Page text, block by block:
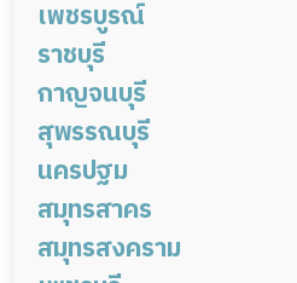
แม่วงก์ (สาขาตำบลแม่เล่ย์)
ศรีนคร
บางระกำ
วัดโบสถ์
เมืองพิจิตร
ตะพานหิน
ทับคล้อ
วชิรบารมี
เพชรบูรณ์
เมืองเพชรบูรณ์
หล่มเก่า
บึงสามพัน
ราชบุรี
เมืองราชบุรี
ดำเนินสะดวก
โพธาราม
กาญจนบุรี
เมืองกาญจนบุรี
ศรีสวัสดิ์
สังขละบุรี
ด่านมะขามเตี้ย
สุพรรณบุรี
เมืองสุพรรณบุรี เดิมบ
บางปลาม้า
สามชุก
นครปฐม
เมืองนครปฐม
ดอนตูม
บางเลน
สมุทรสาคร
เมืองสมุทรสาคร
สมุทรสงคราม